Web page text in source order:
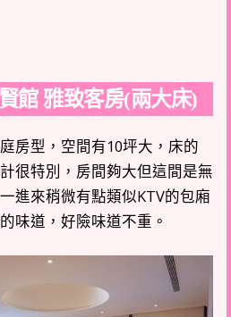
館 雅致客房(兩大床)
房型，空間有10坪大，床的
很特別，房間夠大但這間是無
進來稍微有點類似KTV的包廂
味道，好險味道不重。